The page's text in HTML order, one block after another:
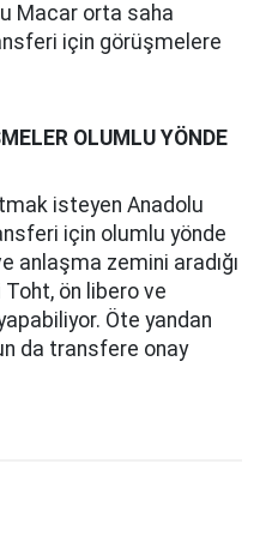
Macar orta saha
için görüşmelere
OLUMLU YÖNDE
isteyen Anadolu
için olumlu yönde
anlaşma zemini aradığı
ön libero ve
Öte yandan
da transfere onay